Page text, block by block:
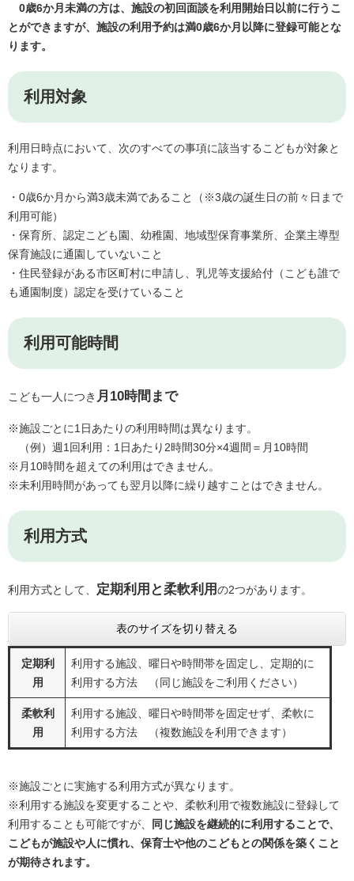
0歳6か月未満の方は、施設の初回面談を利用開始日以前に行うこ
とができますが、施設の利用予約は満0歳6か月以降に登録可能とな
ります。
利用対象
利用日時点において、次のすべての事項に該当するこどもが対象と
なります。
・0歳6か月から満3歳未満であること（※3歳の誕生日の前々日まで
利用可能）
・保育所、認定こども園、幼稚園、地域型保育事業所、企業主導型
保育施設に通園していないこと
・住民登録がある市区町村に申請し、乳児等支援給付（こども誰で
も通園制度）認定を受けていること
利用可能時間
こども一人につき 月10時間まで
※施設ごとに1日あたりの利用時間は異なります。
（例）週1回利用：1日あたり2時間30分×4週間＝月10時間
※月10時間を超えての利用はできません。
※未利用時間があっても翌月以降に繰り越すことはできません。
利用方式
利用方式として、 定期利用と柔軟利用の2つがあります。
表のサイズを切り替える
定期利
用
利用する施設、曜日や時間帯を固定し、定期的に
利用する方法 （同じ施設をご利用ください）
柔軟利
用
利用する施設、曜日や時間帯を固定せず、柔軟に
利用する方法 （複数施設を利用できます）
※施設ごとに実施する利用方式が異なります。
※利用する施設を変更することや、柔軟利用で複数施設に登録して
利用することも可能ですが、
同じ施設を継続的に利用することで、
こどもが施設や人に慣れ、保育士や他のこどもとの関係を築くこと
が期待されます。